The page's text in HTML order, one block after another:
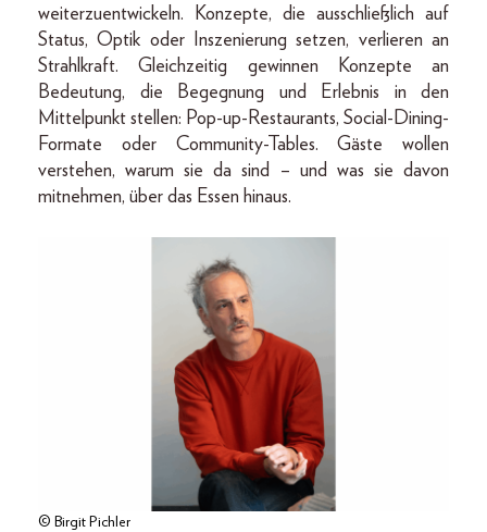
weiterzuentwickeln. Konzepte, die ausschließlich auf
Status, Optik oder Inszenierung setzen, verlieren an
Strahlkraft. Gleichzeitig gewinnen Konzepte an
Bedeutung, die Begegnung und Erlebnis in den
Mittelpunkt stellen: Pop-up-Restaurants, Social-Dining-
Formate oder Community-Tables. Gäste wollen
verstehen, warum sie da sind – und was sie davon
mitnehmen, über das Essen hinaus.
© Birgit Pichler